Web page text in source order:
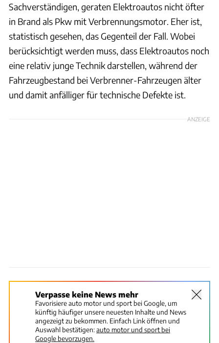
Sachverständigen, geraten Elektroautos nicht öfter
in Brand als Pkw mit Verbrennungsmotor. Eher ist,
statistisch gesehen, das Gegenteil der Fall. Wobei
berücksichtigt werden muss, dass Elektroautos noch
eine relativ junge Technik darstellen, während der
Fahrzeugbestand bei Verbrenner-Fahrzeugen älter
und damit anfälliger für technische Defekte ist.
ANZEIGE
Verpasse keine News mehr
Favorisiere auto motor und sport bei Google, um
künftig häufiger unsere neuesten Inhalte und News
angezeigt zu bekommen. Einfach Link öffnen und
Auswahl bestätigen:auto motor und sport bei
Google bevorzugen.